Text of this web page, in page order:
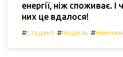
енергії, ніж споживає.
них це вдалося!
#Студент #Модель #